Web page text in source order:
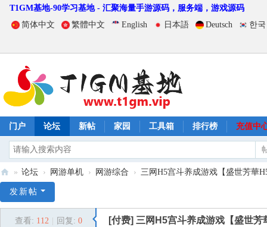
T1GM基地-90学习基地 - 汇聚海量手游源码，服务端，游戏源码
简体中文
繁體中文 English 日本語 Deutsch 한
门户 论坛 新帖 家园 工具箱 排行榜 充值中
1
» 论坛 › 网游单机 › 网游综合 › 三网H5宫斗养成游戏【盛世芳華
发新帖
查看: 112 回复: 0 [付费] 三网H5宫斗养成游戏【盛世